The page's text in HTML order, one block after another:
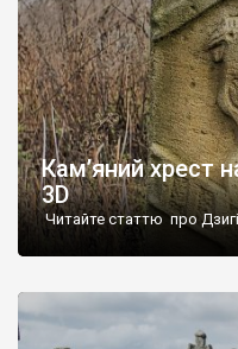
Кам’яний хрест
3D
Читайте статтю про